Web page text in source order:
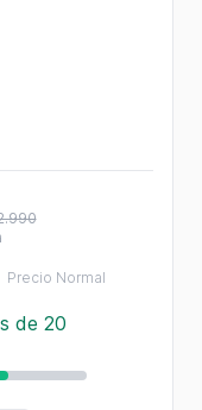
Precio Normal
de 20